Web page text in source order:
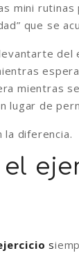
mini
que se
del
mientras
lugar de
la diferencia.
s